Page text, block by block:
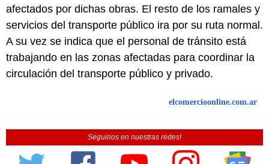
afectados por dichas obras. El resto de los ramales y
servicios del transporte público ira por su ruta normal.
A su vez se indica que el personal de tránsito está
trabajando en las zonas afectadas para coordinar la
circulación del transporte público y privado.
elcomercioonline.com.ar
Seguinos en nuestras redes!